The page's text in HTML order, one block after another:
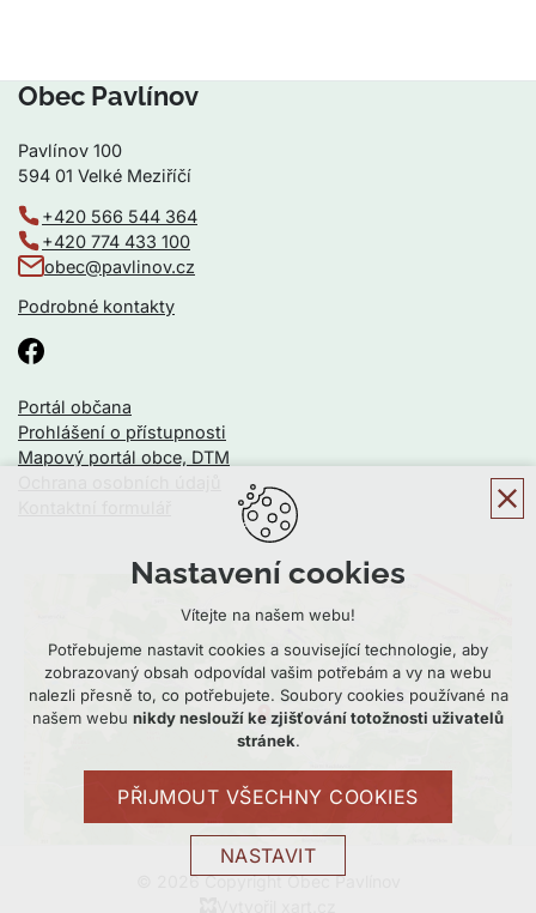
Obec Pavlínov
+420 566 544 364
obec@pavlinov.cz
Pavlínov 100
594 01 Velké Meziříčí
Podrobné kontakty
+420 774 433 100
Portál občana
Prohlášení o přístupnosti
Mapový portál obce, DTM
© 2026 Copyright Obec Pavlínov
Nastavení cookies
Vítejte na našem webu!
Potřebujeme nastavit cookies a související technologie, aby
zobrazovaný obsah odpovídal vašim potřebám a vy na webu
nalezli přesně to, co potřebujete. Soubory cookies používané na
našem webu nikdy neslouží ke zjišťování totožnosti uživatelů
stránek.
PŘIJMOUT VŠECHNY COOKIES
NASTAVIT